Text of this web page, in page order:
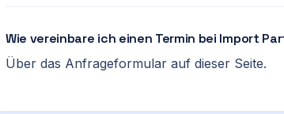
Wie vereinbare ich einen Termin bei Import
Über das Anfrageformular auf dieser Seite.